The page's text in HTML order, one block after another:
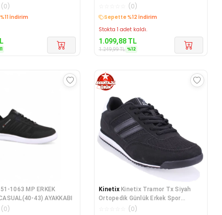
(0)
11
(0)
Kargo Bedava
Stokta 1 adet kaldı.
1.099,88 TL
1.249,99TL %12
1063 MP ERKEK
43) AYAKKABI
(0)
Kinetix Kinetix Tramor Tx Siyah
Ortopedik Günlük Erkek Spor
(0)